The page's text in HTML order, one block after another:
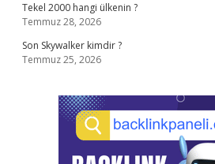
Tekel 2000 hangi ülkenin ?
Temmuz 28, 2026
Son Skywalker kimdir ?
Temmuz 25, 2026